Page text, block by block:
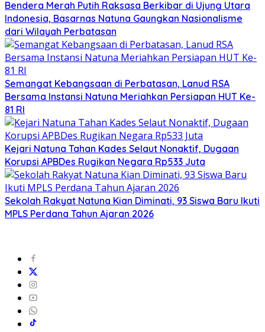
Bendera Merah Putih Raksasa Berkibar di Ujung Utara
Indonesia, Basarnas Natuna Gaungkan Nasionalisme
dari Wilayah Perbatasan
Semangat Kebangsaan di Perbatasan, Lanud RSA
Bersama Instansi Natuna Meriahkan Persiapan HUT Ke-
81 RI
Kejari Natuna Tahan Kades Selaut Nonaktif, Dugaan
Korupsi APBDes Rugikan Negara Rp533 Juta
Sekolah Rakyat Natuna Kian Diminati, 93 Siswa Baru Ikuti
MPLS Perdana Tahun Ajaran 2026